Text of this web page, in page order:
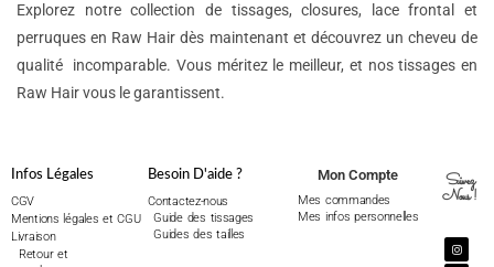
Explorez notre collection de tissages, closures, lace frontal et
perruques en Raw Hair dès maintenant et découvrez un cheveu de
qualité incomparable. Vous méritez le meilleur, et nos tissages en
Raw Hair vous le garantissent.
Infos Légales
CGV
Mentions légales et CGU
Livraison
Retour et
Besoin D'aide ?
Contactez-nous
Guide des tissages
Guides des tailles
Mon Compte
Mes commandes
Mes infos personnelles
Suivez
Nous !